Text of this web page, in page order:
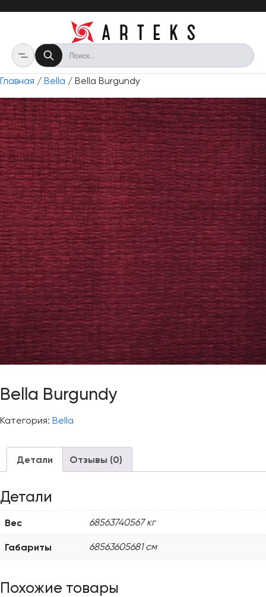
Главная / Bella / Bella Burgundy
Bella Burgundy
Категория: Bella
Детали Отзывы (0)
Детали
Вес 68563740567 кг
Габариты 68563605681 см
Похожие товары